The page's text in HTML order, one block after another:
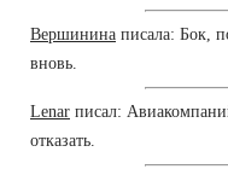
Вершинина писала: Бок,
вновь.
Lenar писал:
отказать.